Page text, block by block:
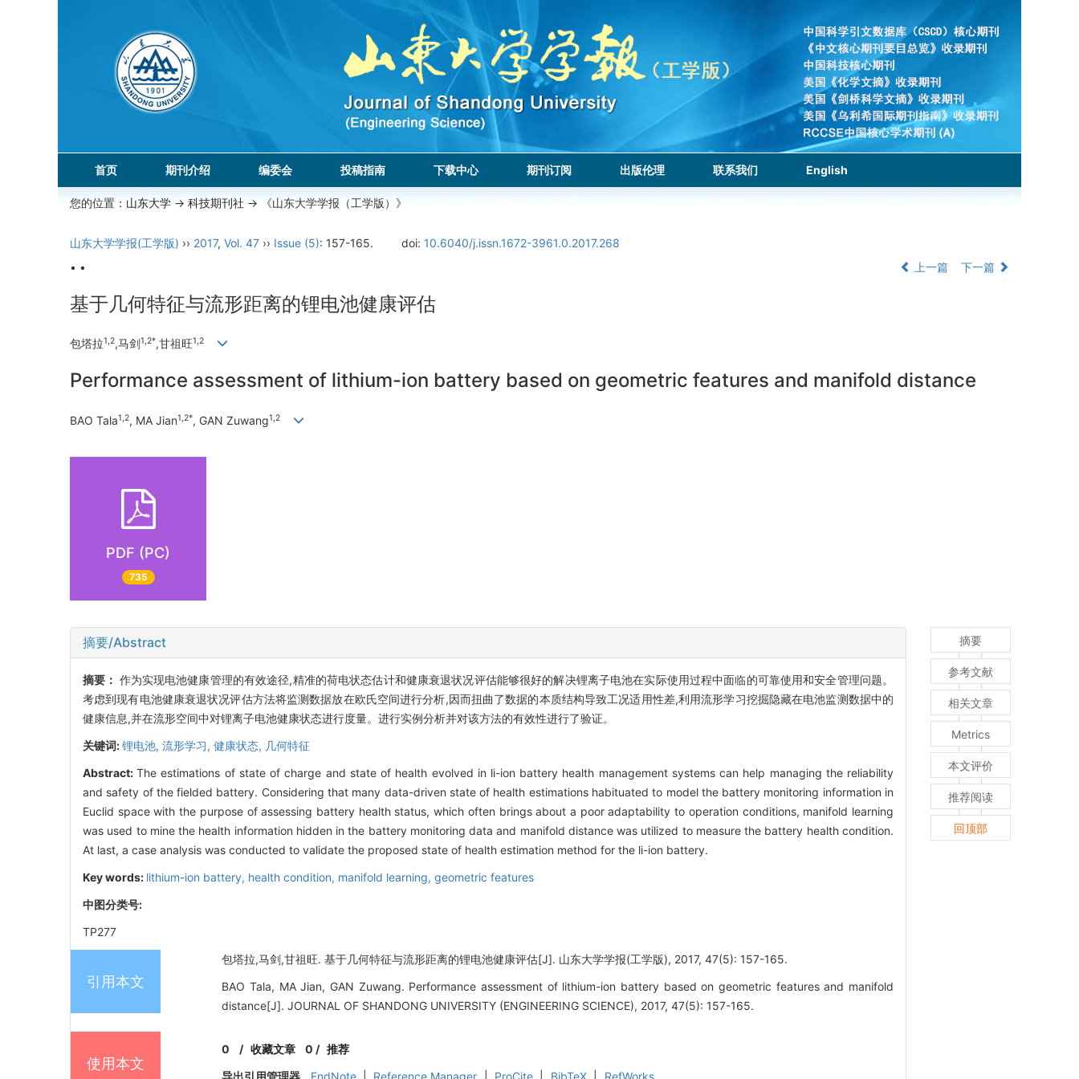
首页 期刊介绍 编委会 投稿指南 下载中心 期刊订阅 出版伦理 联系我们 English
您的位置： 山东大学 -> 科技期刊社 -> 《山东大学学报（工学版）》
山东大学学报(工学版) ›› 2017, Vol. 47 ›› Issue (5): 157-165. doi: 10.6040/j.issn.1672-3961.0.2017.268
• •
上一篇 下一篇
基于几何特征与流形距离的锂电池健康评估
包塔拉1,2,马剑1,2*,甘祖旺1,2
Performance assessment of lithium-ion battery based on geometric features and manifold distance
BAO Tala1,2, MA Jian1,2*, GAN Zuwang1,2
PDF (PC)
735
摘要/Abstract
摘要： 作为实现电池健康管理的有效途径,精准的荷电状态估计和健康衰退状况评估能够很好的解决锂离子电池在实际使用过程中面临的可靠使用和安全管理问题。
考虑到现有电池健康衰退状况评估方法将监测数据放在欧氏空间进行分析,因而扭曲了数据的本质结构导致工况适用性差,利用流形学习挖掘隐藏在电池监测数据中的
健康信息,并在流形空间中对锂离子电池健康状态进行度量。进行实例分析并对该方法的有效性进行了验证。
关键词:锂电池, 流形学习, 健康状态, 几何特征
Abstract:The estimations of state of charge and state of health evolved in li-ion battery health management systems can help managing the reliability
and safety of the fielded battery. Considering that many data-driven state of health estimations habituated to model the battery monitoring information in
Euclid space with the purpose of assessing battery health status, which often brings about a poor adaptability to operation conditions, manifold learning
was used to mine the health information hidden in the battery monitoring data and manifold distance was utilized to measure the battery health condition.
At last, a case analysis was conducted to validate the proposed state of health estimation method for the li-ion battery.
Key words: lithium-ion battery, health condition, manifold learning, geometric features
中图分类号:
TP277
引用本文
包塔拉,马剑,甘祖旺. 基于几何特征与流形距离的锂电池健康评估[J]. 山东大学学报(工学版), 2017, 47(5): 157-165.
BAO Tala, MA Jian, GAN Zuwang. Performance assessment of lithium-ion battery based on geometric features and manifold
distance[J]. JOURNAL OF SHANDONG UNIVERSITY (ENGINEERING SCIENCE), 2017, 47(5): 157-165.
使用本文
0 /收藏文章 0 / 推荐
摘要
参考文献
相关文章
Metrics
本文评价
推荐阅读
回顶部